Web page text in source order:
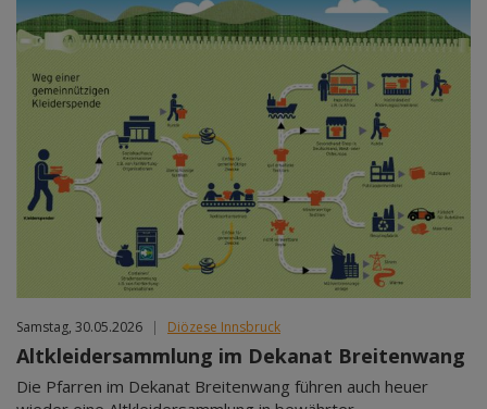
Samstag, 30.05.2026 | Diözese Innsbruck
Altkleidersammlung im Dekanat Breitenwang
Die Pfarren im Dekanat Breitenwang führen auch heuer